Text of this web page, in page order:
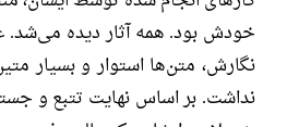
خودش بود. همه آثار دیده می‌شد.
نگارش، متن‌ها استوار و بسیار
نداشت. بر اساس نهایت تتبع و